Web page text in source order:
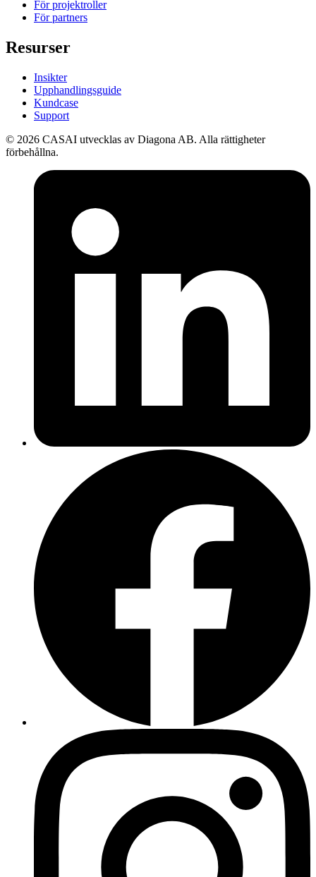
För projektroller
För partners
Resurser
Insikter
Upphandlingsguide
Kundcase
Support
© 2026 CASAI utvecklas av Diagona AB. Alla rättigheter
förbehållna.